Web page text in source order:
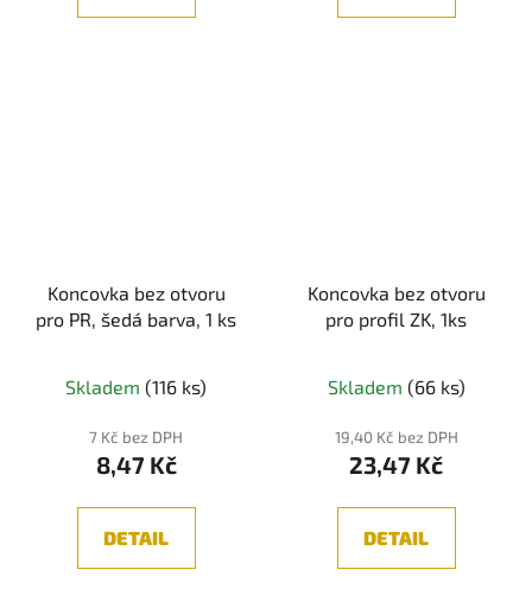
Koncovka bez otvoru
pro PR, šedá barva, 1 ks
Skladem (116 ks)
7 Kč bez DPH
8,47 Kč
DETAIL
Koncovka bez otvoru
pro profil ZK, 1ks
Skladem (66 ks)
19,40 Kč bez DPH
23,47 Kč
DETAIL